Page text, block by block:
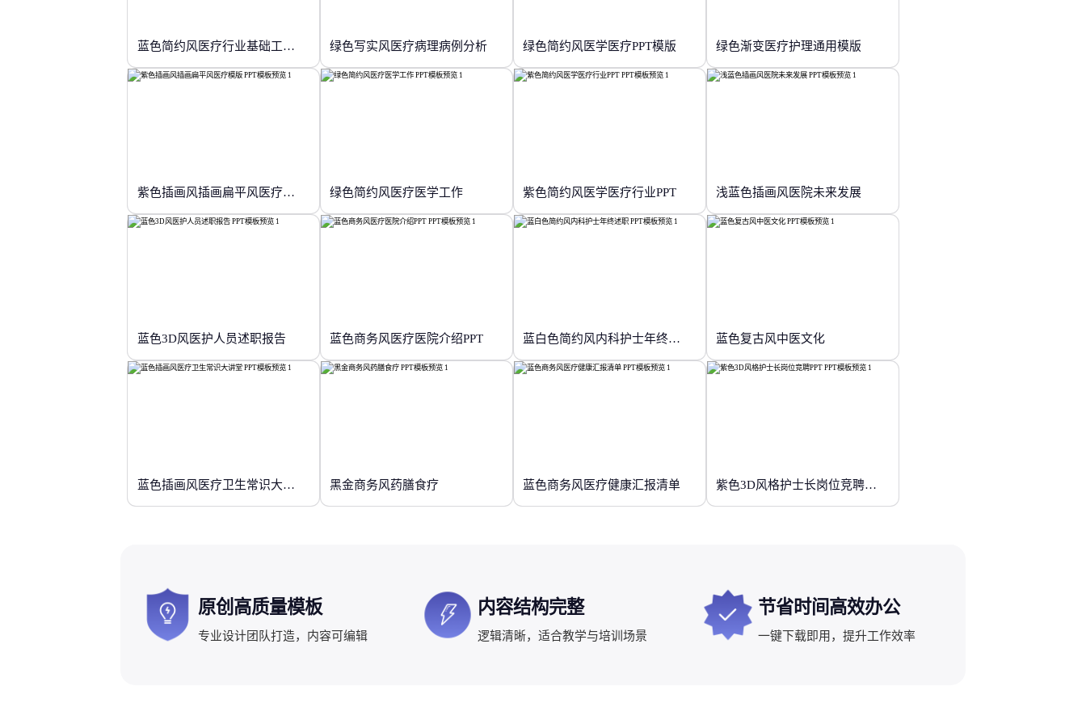
蓝色简约风医疗行业基础工作培训 绿色写实风医疗病理病例分析 绿色简约风医学医疗PPT模版 绿色渐变医疗护理通用模版
紫色插画风插画扁平风医疗模版 绿色简约风医疗医学工作 紫色简约风医学医疗行业PPT 浅蓝色插画风医院未来发展
蓝色3D风医护人员述职报告 蓝色商务风医疗医院介绍PPT 蓝白色简约风内科护士年终述职 蓝色复古风中医文化
蓝色插画风医疗卫生常识大讲堂 黑金商务风药膳食疗 蓝色商务风医疗健康汇报清单 紫色3D风格护士长岗位竞聘PPT
原创高质量模板
专业设计团队打造，内容可编辑
内容结构完整
逻辑清晰，适合教学与培训场景
节省时间高效办公
一键下载即用，提升工作效率